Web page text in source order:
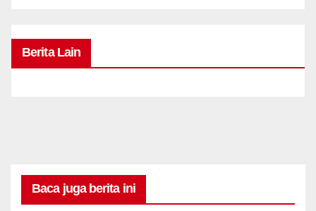
Berita Lain
Baca juga berita ini